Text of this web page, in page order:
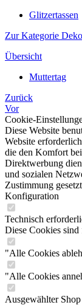
Glitzertassen
Zur Kategorie
Übersicht
Muttertag
Zurück
Vor
Cookie-
Diese Website
Website
die den Komfort
Direktwerbung
und sozialen
Zustimmung
Konfiguration
Technisch
Diese Cookies
"Alle Cookies
"Alle Cookies
Ausgewählter Shop